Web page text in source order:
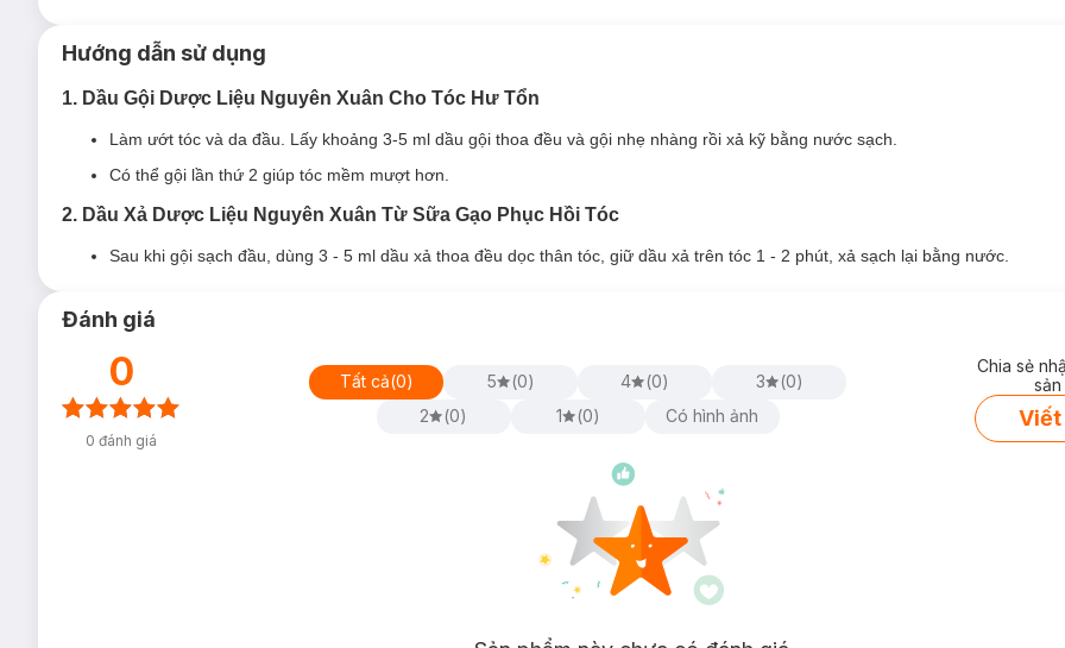
Hướng dẫn sử dụng
1. Dầu Gội Dược Liệu Nguyên Xuân Cho Tóc Hư Tổn
Làm ướt tóc và da đầu. Lấy khoảng 3-5 ml dầu gội thoa đều và gội nhẹ nhàng rồi xả kỹ bằng nước sạch.
Có thể gội lần thứ 2 giúp tóc mềm mượt hơn.
2. Dầu Xả Dược Liệu Nguyên Xuân Từ Sữa Gạo Phục Hồi Tóc
Sau khi gội sạch đầu, dùng 3 - 5 ml dầu xả thoa đều dọc thân tóc, giữ dầu xả trên tóc 1 - 2 phút, xả sạch lại bằng nước.
Đánh giá
0
0 đánh giá
Tất cả(0) 5 (0) 4 (0) 3 (0)
2
(0) 1 (0) Có hình ảnh
Chia sẻ
Viết